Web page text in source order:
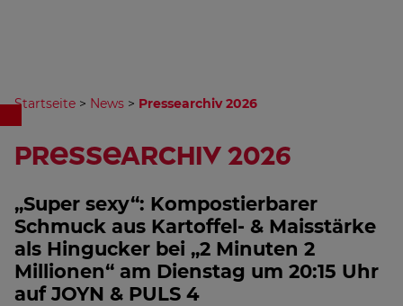
Startseite > News > Pressearchiv 2026
Pressearchiv 2026
„Super sexy“: Kompostierbarer
Schmuck aus Kartoffel- & Maisstärke
als Hingucker bei „2 Minuten 2
Millionen“ am Dienstag um 20:15 Uhr
auf JOYN & PULS 4